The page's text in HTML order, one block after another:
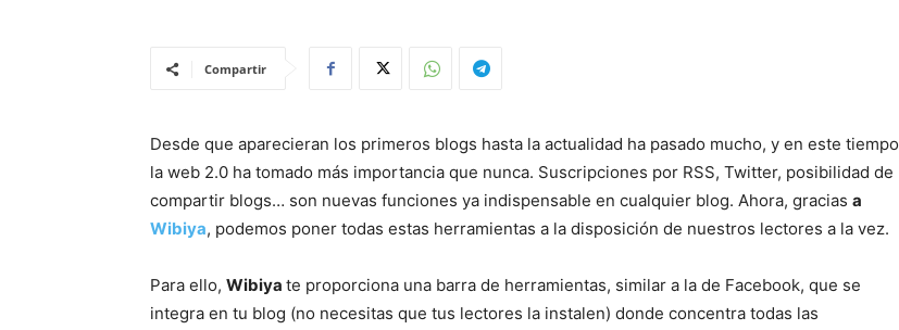
Compartir
Desde que aparecieran los primeros blogs hasta la actualidad ha pasado mucho, y en este tiempo
la web 2.0 ha tomado más importancia que nunca. Suscripciones por RSS, Twitter, posibilidad de
compartir blogs… son nuevas funciones ya indispensable en cualquier blog. Ahora, gracias a
Wibiya, podemos poner todas estas herramientas a la disposición de nuestros lectores a la vez.
Para ello, Wibiya te proporciona una barra de herramientas, similar a la de Facebook, que se
integra en tu blog (no necesitas que tus lectores la instalen) donde concentra todas las